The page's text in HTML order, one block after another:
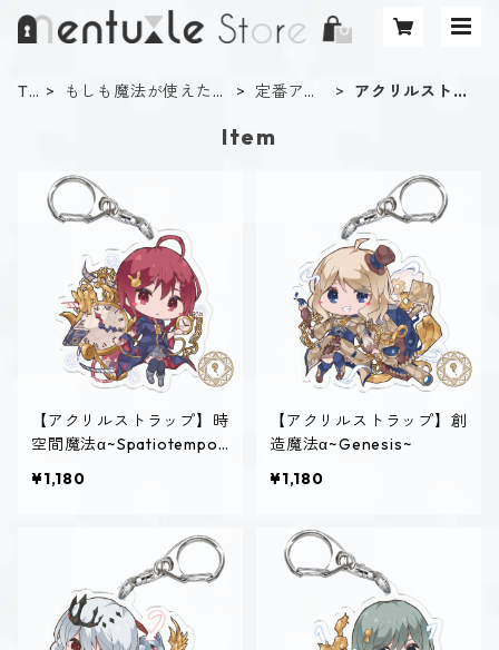
TO
もしも魔法が使えた
定番アイ
アクリルストラ
Item
【アクリルストラップ】時
空間魔法α~Spatiotempor
¥1,180
【アクリルストラップ】創
造魔法α~Genesis~
¥1,180